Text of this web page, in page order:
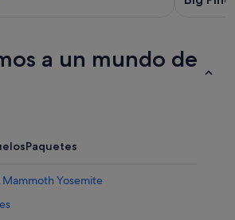
a un mundo de
Paquetes
Yosemite